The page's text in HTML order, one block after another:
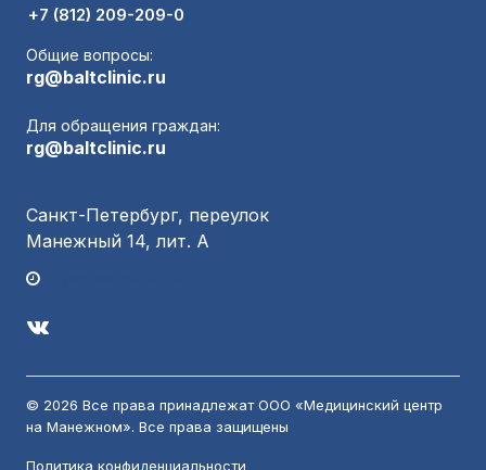
+7 (812) 209-209-0
Общие вопросы:
rg@baltclinic.ru
Для обращения граждан:
rg@baltclinic.ru
Санкт-Петербург, переулок
Манежный 14, лит. А
© 2026 Все права принадлежат ООО «Медицинский центр
на Манежном». Все права защищены
Политика конфиденциальности